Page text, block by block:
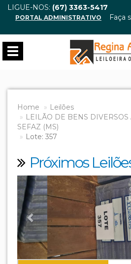
LIGUE-NOS: (67) 3363-5417
PORTAL ADMINISTRATIVO Faça
Toggle
navigation
Home
Leilões
LEILÃO DE BENS
SEFAZ (MS)
Lote: 357
Próximos
Previous